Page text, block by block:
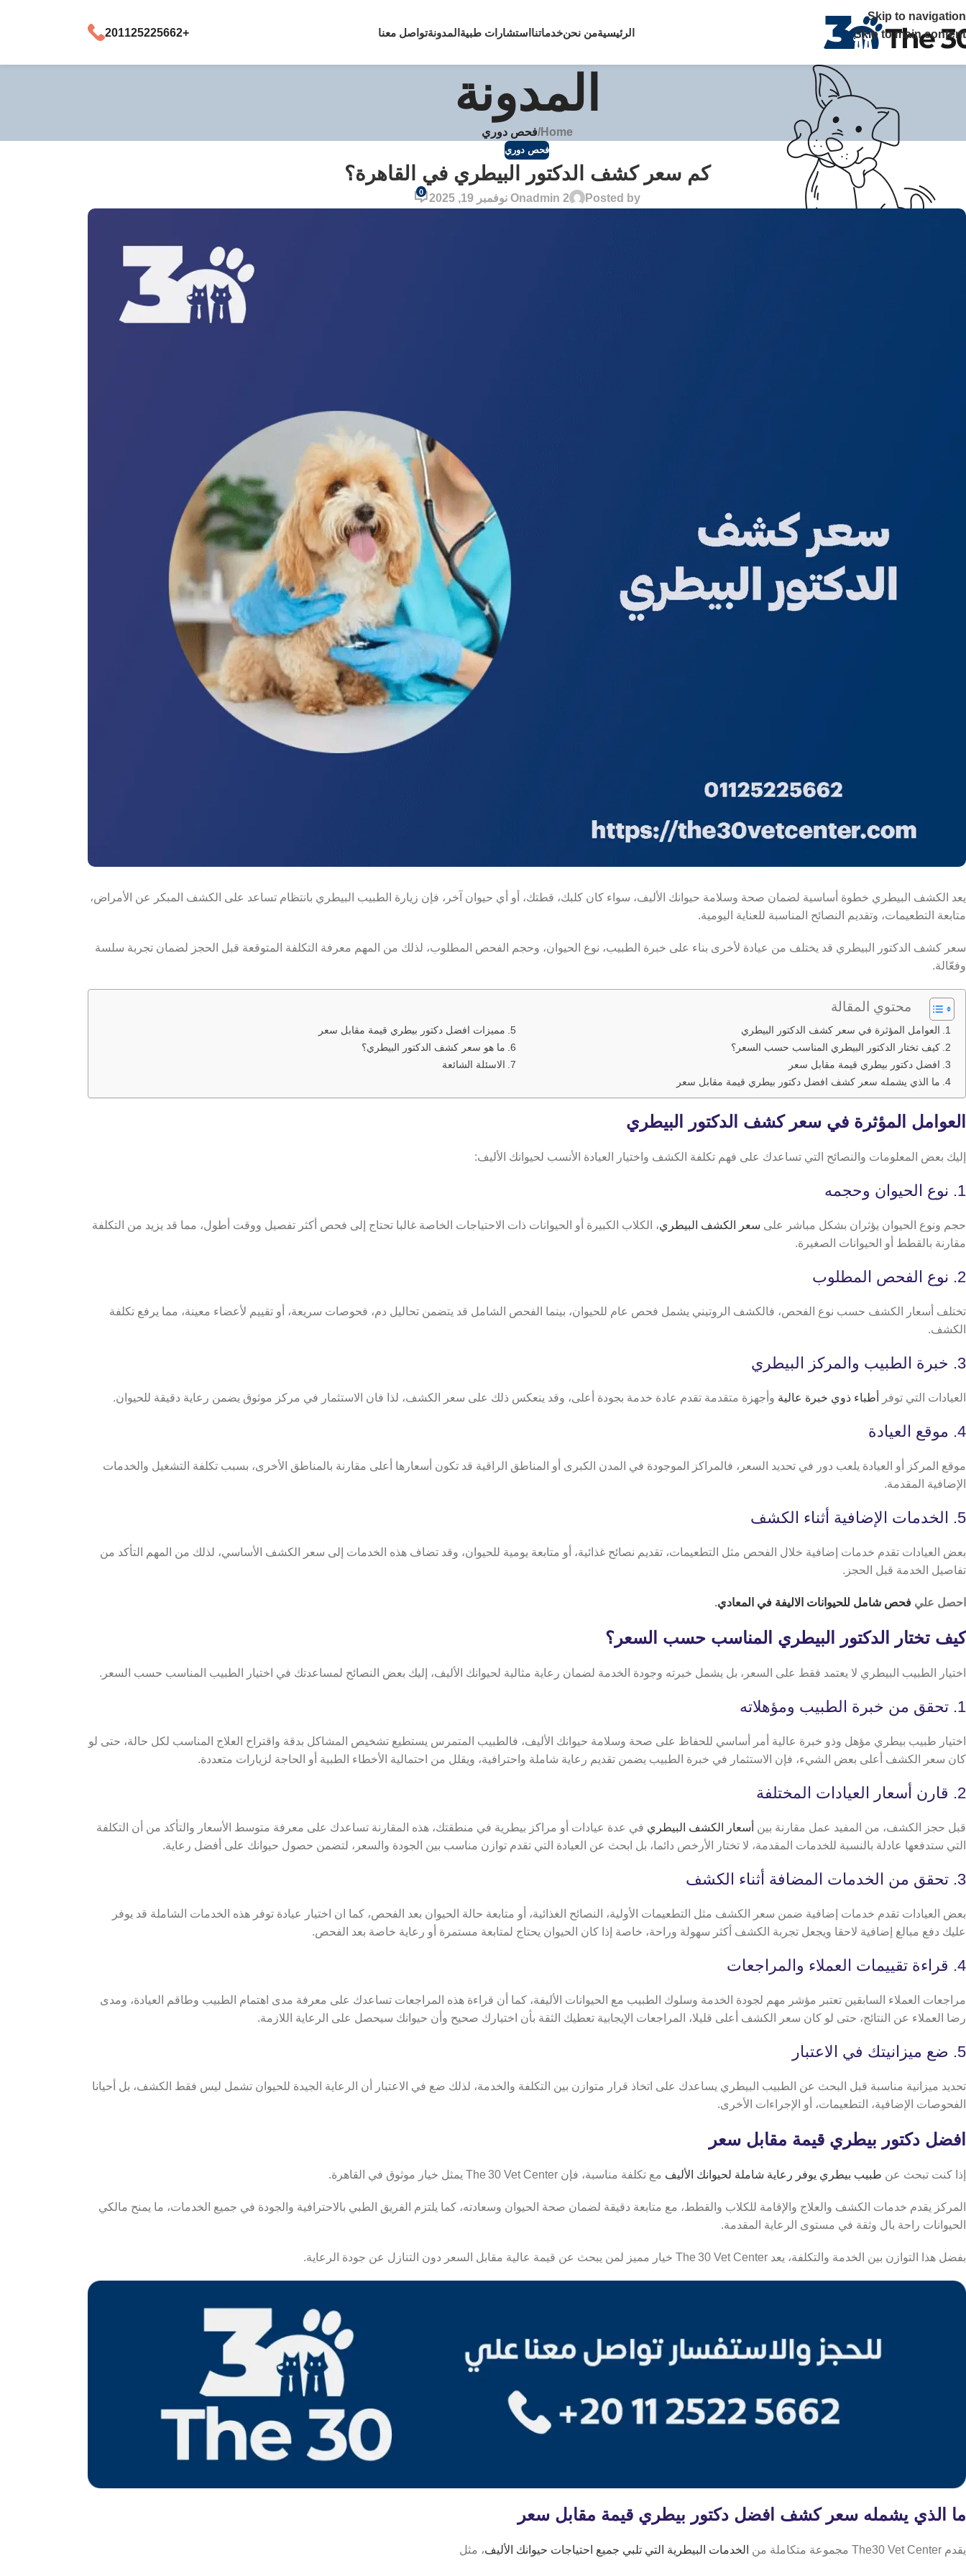
Skip to navigation
Skip to main content
The 30 بتوفر زيارات منزلية علي مدار 24 ساعة ويصلك الطبيب خلال ساعة في القاهرة والجيزة اتصل بنا
الرئيسيةمن نحنخدماتنا استشارات طبية المدونةتواصل معنا +201125225662
المدونة
Home
/فحص دوري
فحص دوري
كم سعر كشف الدكتور البيطري في القاهرة؟
Posted by
admin 2On نوفمبر 19, 2025
0
يعد الكشف البيطري خطوة أساسية لضمان صحة وسلامة حيوانك الأليف، سواء كان كلبك، قطتك، أو أي حيوان آخر، فإن زيارة الطبيب البيطري بانتظام تساعد على الكشف المبكر عن الأمراض،
متابعة التطعيمات، وتقديم النصائح المناسبة للعناية اليومية.
سعر كشف الدكتور البيطري قد يختلف من عيادة لأخرى بناء على خبرة الطبيب، نوع الحيوان، وحجم الفحص المطلوب، لذلك من المهم معرفة التكلفة المتوقعة قبل الحجز لضمان تجربة سلسة
وفعّالة.
محتوي المقالة
العوامل المؤثرة في سعر كشف الدكتور البيطري
كيف تختار الدكتور البيطري المناسب حسب السعر؟
افضل دكتور بيطري قيمة مقابل سعر
ما الذي يشمله سعر كشف افضل دكتور بيطري قيمة مقابل سعر
مميزات افضل دكتور بيطري قيمة مقابل سعر
ما هو سعر كشف الدكتور البيطري؟
الاسئلة الشائعة
العوامل المؤثرة في سعر كشف الدكتور البيطري
إليك بعض المعلومات والنصائح التي تساعدك على فهم تكلفة الكشف واختيار العيادة الأنسب لحيوانك الأليف:
1. نوع الحيوان وحجمه
حجم ونوع الحيوان يؤثران بشكل مباشر على سعر الكشف البيطري، الكلاب الكبيرة أو الحيوانات ذات الاحتياجات الخاصة غالبا تحتاج إلى فحص أكثر تفصيل ووقت أطول، مما قد يزيد من التكلفة
مقارنة بالقطط أو الحيوانات الصغيرة.
2. نوع الفحص المطلوب
تختلف أسعار الكشف حسب نوع الفحص، فالكشف الروتيني يشمل فحص عام للحيوان، بينما الفحص الشامل قد يتضمن تحاليل دم، فحوصات سريعة، أو تقييم لأعضاء معينة، مما يرفع تكلفة
الكشف.
3. خبرة الطبيب والمركز البيطري
العيادات التي توفر أطباء ذوي خبرة عالية وأجهزة متقدمة تقدم عادة خدمة بجودة أعلى، وقد ينعكس ذلك على سعر الكشف، لذا فان الاستثمار في مركز موثوق يضمن رعاية دقيقة للحيوان.
4. موقع العيادة
موقع المركز أو العيادة يلعب دور في تحديد السعر، فالمراكز الموجودة في المدن الكبرى أو المناطق الراقية قد تكون أسعارها أعلى مقارنة بالمناطق الأخرى، بسبب تكلفة التشغيل والخدمات
الإضافية المقدمة.
5. الخدمات الإضافية أثناء الكشف
بعض العيادات تقدم خدمات إضافية خلال الفحص مثل التطعيمات، تقديم نصائح غذائية، أو متابعة يومية للحيوان، وقد تضاف هذه الخدمات إلى سعر الكشف الأساسي، لذلك من المهم التأكد من
تفاصيل الخدمة قبل الحجز.
احصل علي فحص شامل للحيوانات الاليفة في المعادي.
كيف تختار الدكتور البيطري المناسب حسب السعر؟
اختيار الطبيب البيطري لا يعتمد فقط على السعر، بل يشمل خبرته وجودة الخدمة لضمان رعاية مثالية لحيوانك الأليف، إليك بعض النصائح لمساعدتك في اختيار الطبيب المناسب حسب السعر.
1. تحقق من خبرة الطبيب ومؤهلاته
اختيار طبيب بيطري مؤهل وذو خبرة عالية أمر أساسي للحفاظ على صحة وسلامة حيوانك الأليف، فالطبيب المتمرس يستطيع تشخيص المشاكل بدقة واقتراح العلاج المناسب لكل حالة، حتى لو
كان سعر الكشف أعلى بعض الشيء، فإن الاستثمار في خبرة الطبيب يضمن تقديم رعاية شاملة واحترافية، ويقلل من احتمالية الأخطاء الطبية أو الحاجة لزيارات متعددة.
2. قارن أسعار العيادات المختلفة
قبل حجز الكشف، من المفيد عمل مقارنة بين أسعار الكشف البيطري في عدة عيادات أو مراكز بيطرية في منطقتك، هذه المقارنة تساعدك على معرفة متوسط الأسعار والتأكد من أن التكلفة
التي ستدفعها عادلة بالنسبة للخدمات المقدمة، لا تختار الأرخص دائما، بل ابحث عن العيادة التي تقدم توازن مناسب بين الجودة والسعر، لتضمن حصول حيوانك على أفضل رعاية.
3. تحقق من الخدمات المضافة أثناء الكشف
بعض العيادات تقدم خدمات إضافية ضمن سعر الكشف مثل التطعيمات الأولية، النصائح الغذائية، أو متابعة حالة الحيوان بعد الفحص، كما ان اختيار عيادة توفر هذه الخدمات الشاملة قد يوفر
عليك دفع مبالغ إضافية لاحقا ويجعل تجربة الكشف أكثر سهولة وراحة، خاصة إذا كان الحيوان يحتاج لمتابعة مستمرة أو رعاية خاصة بعد الفحص.
4. قراءة تقييمات العملاء والمراجعات
مراجعات العملاء السابقين تعتبر مؤشر مهم لجودة الخدمة وسلوك الطبيب مع الحيوانات الأليفة، كما أن قراءة هذه المراجعات تساعدك على معرفة مدى اهتمام الطبيب وطاقم العيادة، ومدى
رضا العملاء عن النتائج، حتى لو كان سعر الكشف أعلى قليلا، المراجعات الإيجابية تعطيك الثقة بأن اختيارك صحيح وأن حيوانك سيحصل على الرعاية اللازمة.
5. ضع ميزانيتك في الاعتبار
تحديد ميزانية مناسبة قبل البحث عن الطبيب البيطري يساعدك على اتخاذ قرار متوازن بين التكلفة والخدمة، لذلك ضع في الاعتبار أن الرعاية الجيدة للحيوان تشمل ليس فقط الكشف، بل أحيانا
الفحوصات الإضافية، التطعيمات، أو الإجراءات الأخرى.
افضل دكتور بيطري قيمة مقابل سعر
إذا كنت تبحث عن طبيب بيطري يوفر رعاية شاملة لحيوانك الأليف مع تكلفة مناسبة، فإن The 30 Vet Center يمثل خيار موثوق في القاهرة.
المركز يقدم خدمات الكشف والعلاج والإقامة للكلاب والقطط، مع متابعة دقيقة لضمان صحة الحيوان وسعادته، كما يلتزم الفريق الطبي بالاحترافية والجودة في جميع الخدمات، ما يمنح مالكي
الحيوانات راحة بال وثقة في مستوى الرعاية المقدمة.
بفضل هذا التوازن بين الخدمة والتكلفة، يعد The 30 Vet Center خيار مميز لمن يبحث عن قيمة عالية مقابل السعر دون التنازل عن جودة الرعاية.
ما الذي يشمله سعر كشف افضل دكتور بيطري قيمة مقابل سعر
يقدم The30 Vet Center مجموعة متكاملة من الخدمات البيطرية التي تلبي جميع احتياجات حيوانك الأليف، مثل